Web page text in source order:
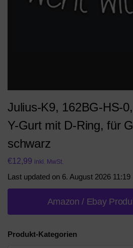
Julius-K9, 162BG-HS-
Y-Gurt mit D-Ring, für
schwarz
€12,99 inkl. MwSt.
Last updated on 6. August 2026 11:19
Amazon / Ebay
Produkt-Kategorien